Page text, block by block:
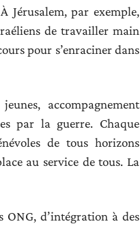
Jérusalem, par exemple,
de travailler main
pour s’enraciner dans
accompagnement
par la guerre. Chaque
de tous horizons
au service de tous. La
ONG, d’intégration à des